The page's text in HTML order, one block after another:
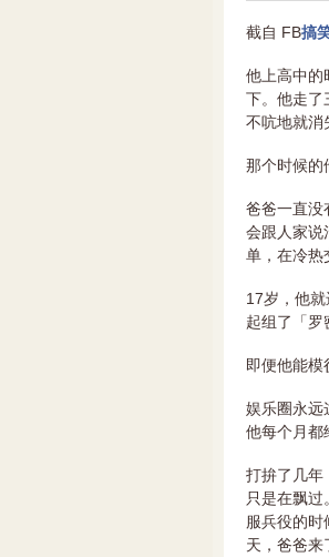
截自 FB搞
他上高中的
下。他走了
不吭地就消
那个时候的
爸爸一直没
会跟人家说
单，在冷热
17岁，他
起组了「罗
即便他能模
娱乐圈永远
他每个月都
打拚了几年
只是在飘过。
服兵役的时
天，爸爸来